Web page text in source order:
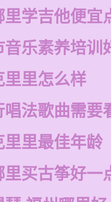
里学吉他便宜
音乐素养培训
里里怎么样
唱法歌曲需要
里里最佳年龄
里买古筝好一